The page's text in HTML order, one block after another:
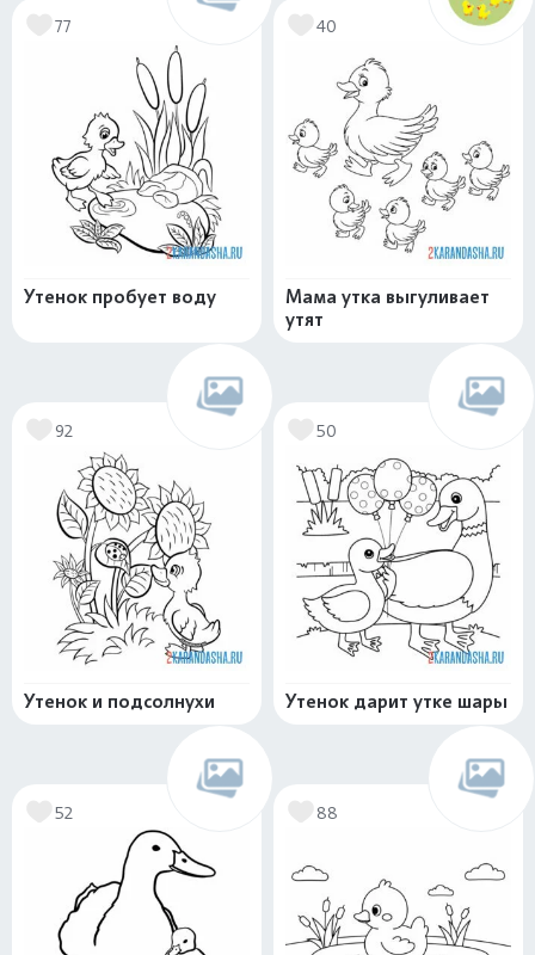
77
Утенок пробует воду
40
Мама утка выгуливает
утят
92
Утенок и подсолнухи
50
Утенок дарит утке шары
52 88